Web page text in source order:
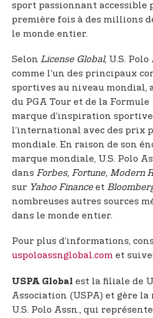
sport passionnant accessible
première fois à des millions
le monde entier.
Selon License Global, U.S.
comme l’un des principaux
sportives au niveau mondial,
du PGA Tour et de la Formule
marque d’inspiration
l’international avec des prix
mondiale. En raison de son
marque mondiale, U.S. Polo
dans Forbes, Fortune, Modern
sur Yahoo Financeet
nombreuses autres sources
dans le monde entier.
Pour plus d’informations,
uspoloassnglobal.com et
USPA Global est la filiale de
Association (USPA) et gère
U.S. Polo Assn., qui